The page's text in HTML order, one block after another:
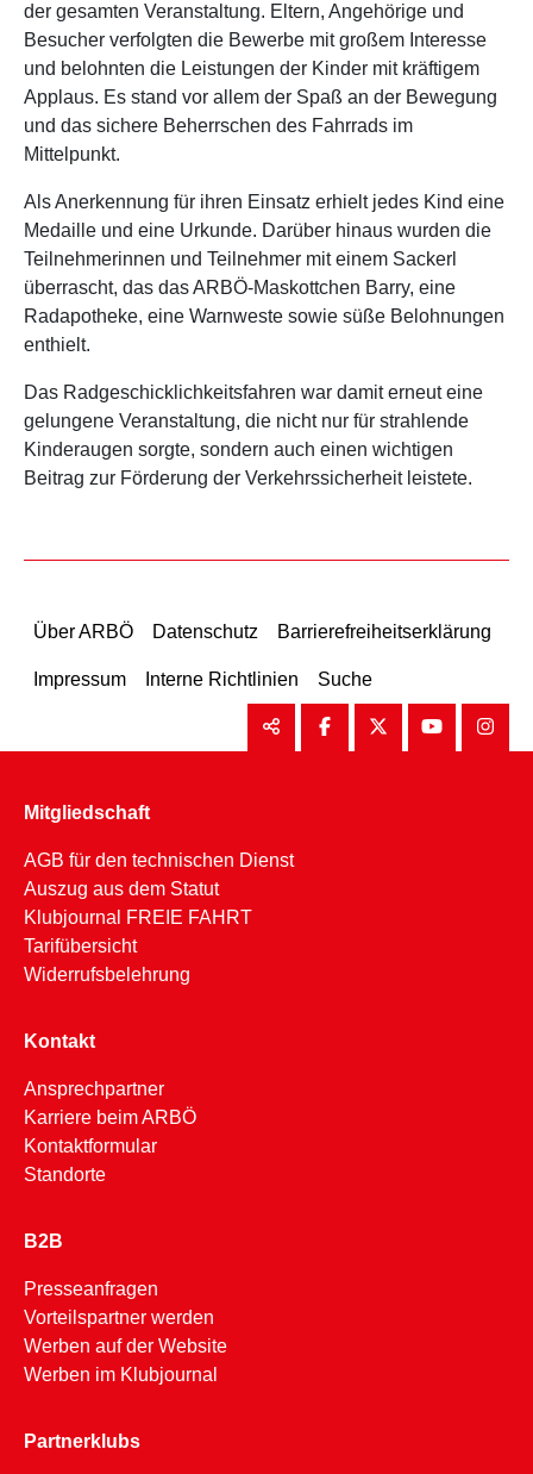
der gesamten Veranstaltung. Eltern, Angehörige und
Besucher verfolgten die Bewerbe mit großem Interesse
und belohnten die Leistungen der Kinder mit kräftigem
Applaus. Es stand vor allem der Spaß an der Bewegung
und das sichere Beherrschen des Fahrrads im
Mittelpunkt.
Als Anerkennung für ihren Einsatz erhielt jedes Kind eine
Medaille und eine Urkunde. Darüber hinaus wurden die
Teilnehmerinnen und Teilnehmer mit einem Sackerl
überrascht, das das ARBÖ-Maskottchen Barry, eine
Radapotheke, eine Warnweste sowie süße Belohnungen
enthielt.
Das Radgeschicklichkeitsfahren war damit erneut eine
gelungene Veranstaltung, die nicht nur für strahlende
Kinderaugen sorgte, sondern auch einen wichtigen
Beitrag zur Förderung der Verkehrssicherheit leistete.
Über ARBÖ Datenschutz Barrierefreiheitserklärung
Impressum Interne Richtlinien Suche
Mitgliedschaft
AGB für den technischen Dienst
Auszug aus dem Statut
Klubjournal FREIE FAHRT
Tarifübersicht
Widerrufsbelehrung
Kontakt
Ansprechpartner
Karriere beim ARBÖ
Kontaktformular
Standorte
B2B
Presseanfragen
Vorteilspartner werden
Werben auf der Website
Werben im Klubjournal
Partnerklubs